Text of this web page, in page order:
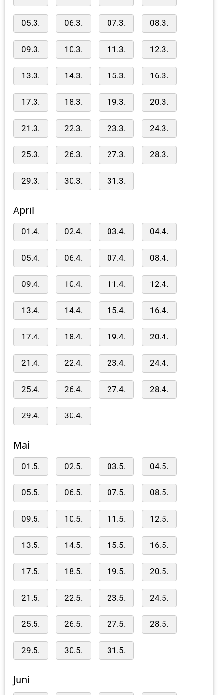
05.3. 06.3. 07.3. 08.3.
09.3. 10.3. 11.3. 12.3.
13.3. 14.3. 15.3. 16.3.
17.3. 18.3. 19.3. 20.3.
21.3. 22.3. 23.3. 24.3.
25.3. 26.3. 27.3. 28.3.
29.3. 30.3. 31.3.
April
01.4. 02.4. 03.4. 04.4.
05.4. 06.4. 07.4. 08.4.
09.4. 10.4. 11.4. 12.4.
13.4. 14.4. 15.4. 16.4.
17.4. 18.4. 19.4. 20.4.
21.4. 22.4. 23.4. 24.4.
25.4. 26.4. 27.4. 28.4.
29.4. 30.4.
Mai
01.5. 02.5. 03.5. 04.5.
05.5. 06.5. 07.5. 08.5.
09.5. 10.5. 11.5. 12.5.
13.5. 14.5. 15.5. 16.5.
17.5. 18.5. 19.5. 20.5.
21.5. 22.5. 23.5. 24.5.
25.5. 26.5. 27.5. 28.5.
29.5. 30.5. 31.5.
Juni